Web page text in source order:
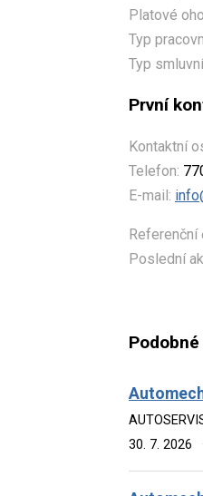
Platové
Typ
Typ
První
Kontaktní
Telefon:
E-mail:
Referenční
Poslední
30. 7. 2026
·